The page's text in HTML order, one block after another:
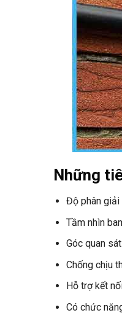
Những
Độ phân giải
Tầm nhìn
Góc quan
Chống chịu
Hỗ trợ kết
Có chức